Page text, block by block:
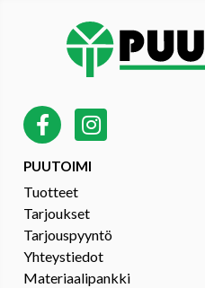
PUUTOIMI
Tuotteet
Tarjoukset
Tarjouspyyntö
Yhteystiedot
Materiaalipankki